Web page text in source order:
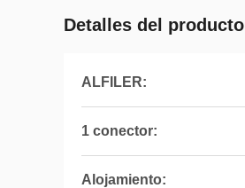
Detalles del producto
ALFILER:
1 conector:
Alojamiento: